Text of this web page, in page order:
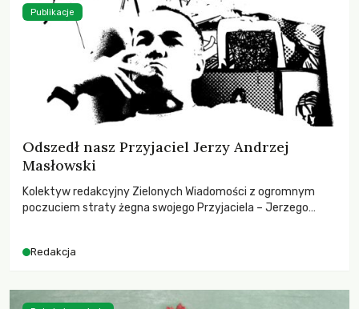
Odszedł nasz Przyjaciel Jerzy Andrzej
Masłowski
Kolektyw redakcyjny Zielonych Wiadomości z ogromnym
poczuciem straty żegna swojego Przyjaciela – Jerzego
Redakcja
Publikacje